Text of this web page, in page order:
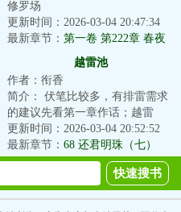
修罗场
蔺云琛很早就察觉到，每夜...
更新时间：2026-03-04 20:47:34
最新章节： 第一卷 第222章 春夜
越雷池
作者：衔香
简介： 伏笔比较多，有排雷需求
的建议先看第一章作话；越雷
池：“我将违背我的天性、忤逆我
的本能...
更新时间：2026-03-04 20:52:52
最新章节： 68 还君明珠（七）